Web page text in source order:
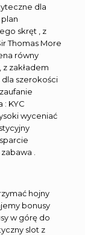
dla
skręt , z
Thomas More
równy
zakładem
szerokości
KYC
wyceniać
.
hojny
bonusy
w górę do
slot z